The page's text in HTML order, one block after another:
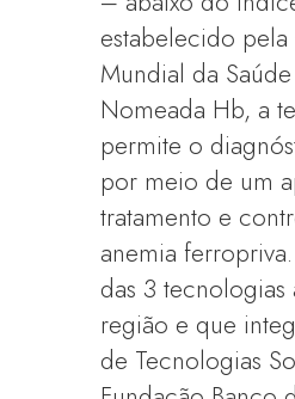
estabelecido
Mundial da
Nomeada Hb, a
permite o
por meio de um
tratamento e
anemia
das 3 tecnologias
região e que
de Tecnologias